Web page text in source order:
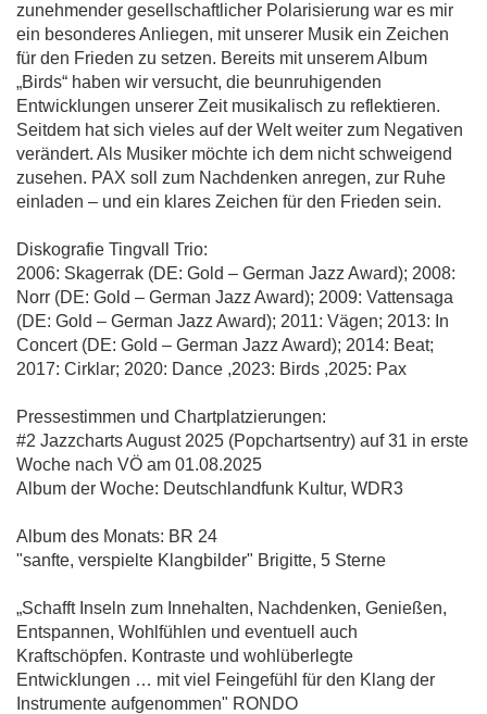
zunehmender gesellschaftlicher Polarisierung war es mir
ein besonderes Anliegen, mit unserer Musik ein Zeichen
für den Frieden zu setzen. Bereits mit unserem Album
„Birds“ haben wir versucht, die beunruhigenden
Entwicklungen unserer Zeit musikalisch zu reflektieren.
Seitdem hat sich vieles auf der Welt weiter zum Negativen
verändert. Als Musiker möchte ich dem nicht schweigend
zusehen. PAX soll zum Nachdenken anregen, zur Ruhe
einladen – und ein klares Zeichen für den Frieden sein.
Diskografie Tingvall Trio:
2006: Skagerrak (DE: Gold – German Jazz Award); 2008:
Norr (DE: Gold – German Jazz Award); 2009: Vattensaga
(DE: Gold – German Jazz Award); 2011: Vägen; 2013: In
Concert (DE: Gold – German Jazz Award); 2014: Beat;
2017: Cirklar; 2020: Dance ,2023: Birds ,2025: Pax
Pressestimmen und Chartplatzierungen:
#2 Jazzcharts August 2025 (Popchartsentry) auf 31 in erste
Woche nach VÖ am 01.08.2025
Album der Woche: Deutschlandfunk Kultur, WDR3
Album des Monats: BR 24
"sanfte, verspielte Klangbilder" Brigitte, 5 Sterne
„Schafft Inseln zum Innehalten, Nachdenken, Genießen,
Entspannen, Wohlfühlen und eventuell auch
Kraftschöpfen. Kontraste und wohlüberlegte
Entwicklungen … mit viel Feingefühl für den Klang der
Instrumente aufgenommen" RONDO